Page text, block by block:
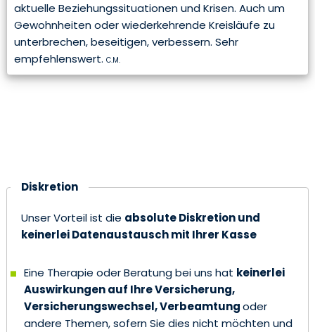
aktuelle Beziehungssituationen und Krisen. Auch um
Gewohnheiten oder wiederkehrende Kreisläufe zu
unterbrechen, beseitigen, verbessern. Sehr
empfehlenswert. C.M.
Diskretion
Unser Vorteil ist die absolute Diskretion und
keinerlei Datenaustausch mit Ihrer Kasse
Eine Therapie oder Beratung bei uns hat keinerlei
Auswirkungen auf Ihre Versicherung,
Versicherungswechsel, Verbeamtungoder
andere Themen, sofern Sie dies nicht möchten und